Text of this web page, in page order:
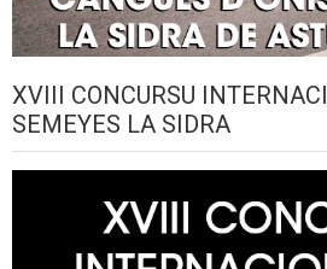
XVIII CONCURSU
SEMEYES LA SIDRA